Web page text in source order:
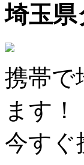
埼玉
携帯で
ます！
今すぐ